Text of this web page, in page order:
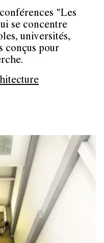
"Les
se concentre
universités,
conçus pour